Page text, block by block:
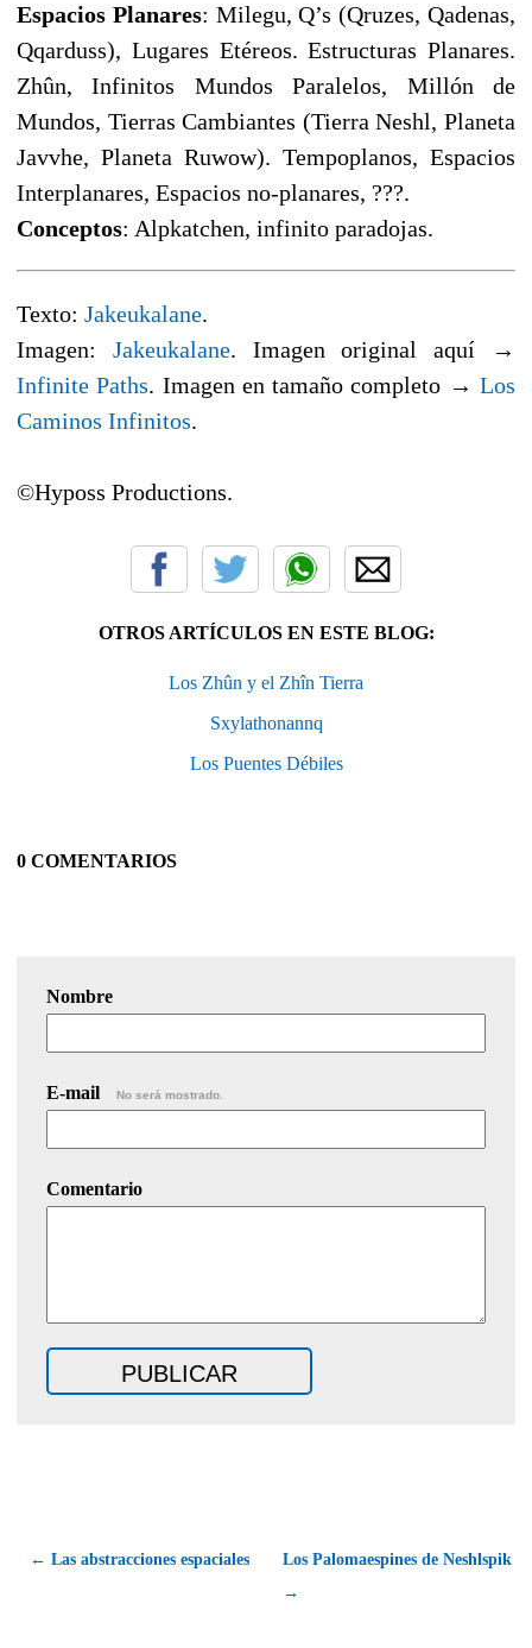
Espacios Planares: Milegu, Q’s (Qruzes, Qadenas,
Qqarduss), Lugares Etéreos. Estructuras Planares.
Zhûn, Infinitos Mundos Paralelos, Millón de
Mundos, Tierras Cambiantes (Tierra Neshl, Planeta
Javvhe, Planeta Ruwow). Tempoplanos, Espacios
Interplanares, Espacios no-planares, ???.
Conceptos: Alpkatchen, infinito paradojas.
Texto: Jakeukalane.
Imagen: Jakeukalane. Imagen original aquí →
Infinite Paths. Imagen en tamaño completo →Los
Caminos Infinitos.
©Hyposs Productions.
OTROS ARTÍCULOS EN ESTE BLOG:
Los Zhûn y el Zhîn Tierra
Sxylathonannq
Los Puentes Débiles
0 COMENTARIOS
Nombre
E-mail No será mostrado.
Comentario
← Las abstracciones espaciales
Los Palomaespines de Neshlspik
→